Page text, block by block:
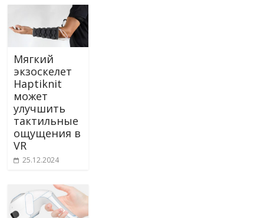
Мягкий
экзоскелет
Haptiknit
может
улучшить
тактильные
ощущения в
VR
25.12.2024